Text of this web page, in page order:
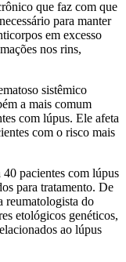
que faz com que
para manter
em excesso
nos rins,
sistêmico
a mais comum
com lúpus. Ele afeta
com o risco mais
pacientes com lúpus
para tratamento. De
reumatologista do
etológicos genéticos,
ao lúpus